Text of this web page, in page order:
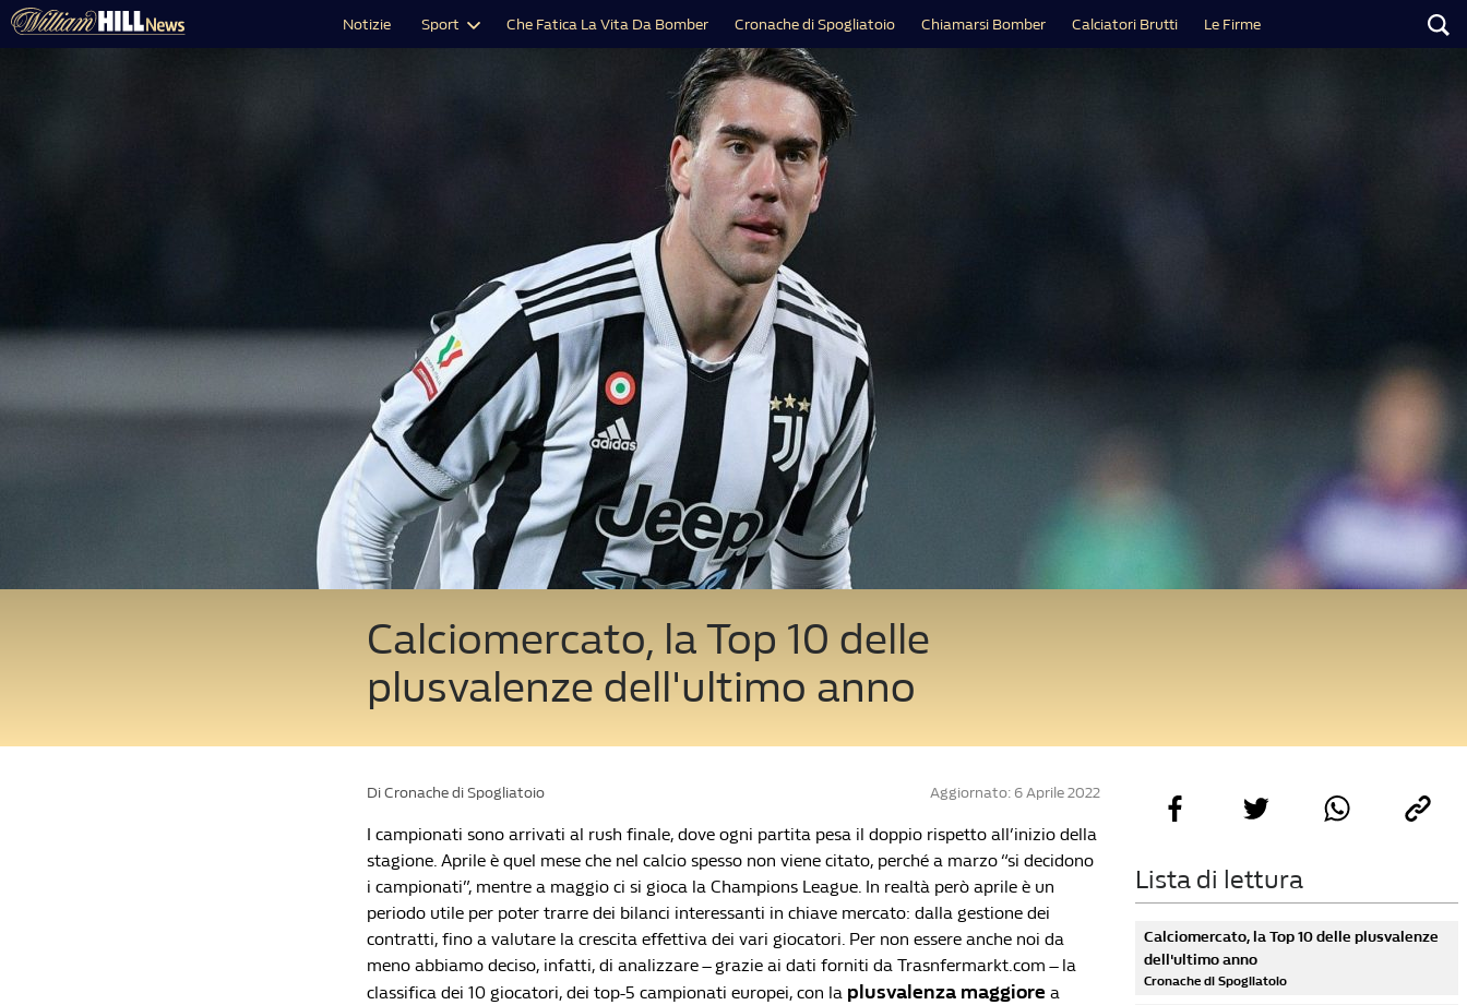
Notizie Sport Che Fatica La Vita Da Bomber Cronache di Spogliatoio Chiamarsi Bomber Calciatori Brutti Le Firme
Calciomercato, la Top 10 delle
plusvalenze dell'ultimo anno
Di Cronache di Spogliatoio Aggiornato: 6 Aprile 2022
I campionati sono arrivati al rush finale, dove ogni partita pesa il doppio rispetto all’inizio della
stagione. Aprile è quel mese che nel calcio spesso non viene citato, perché a marzo “si decidono
i campionati”, mentre a maggio ci si gioca la Champions League. In realtà però aprile è un
periodo utile per poter trarre dei bilanci interessanti in chiave mercato: dalla gestione dei
contratti, fino a valutare la crescita effettiva dei vari giocatori. Per non essere anche noi da
meno abbiamo deciso, infatti, di analizzare – grazie ai dati forniti da Trasnfermarkt.com – la
classifica dei 10 giocatori, dei top-5 campionati europei, con la plusvalenza maggiore a
Lista di lettura
Calciomercato, la Top 10 delle plusvalenze
dell'ultimo anno
Cronache di Spogliatoio